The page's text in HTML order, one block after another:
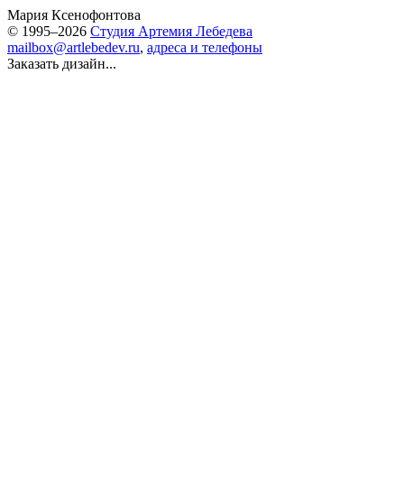
Мария Ксенофонтова
© 1995–2026 Студия Артемия Лебедева
mailbox@artlebedev.ru, адреса и телефоны
Заказать дизайн...